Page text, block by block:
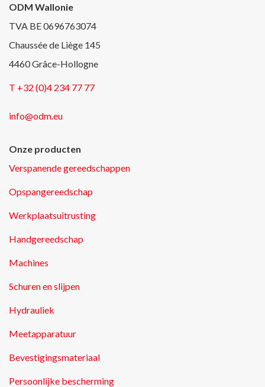
ODM Wallonie
TVA BE 0696763074
Chaussée de Liège 145
4460 Grâce-Hollogne
T +32 (0)4 234 77 77
info@odm.eu
Onze producten
Verspanende gereedschappen
Opspangereedschap
Werkplaatsuitrusting
Handgereedschap
Machines
Schuren en slijpen
Hydrauliek
Meetapparatuur
Bevestigingsmateriaal
Persoonlijke bescherming